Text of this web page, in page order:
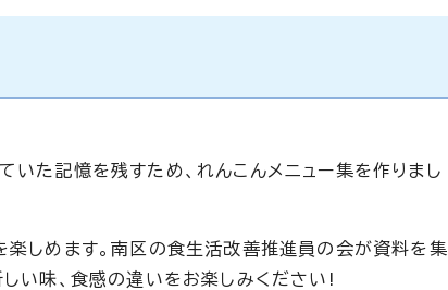
た記憶を残すため、れんこんメニュー集を作りまし
楽しめます。南区の食生活改善推進員の会が資料を集
い味、食感の違いをお楽しみください!